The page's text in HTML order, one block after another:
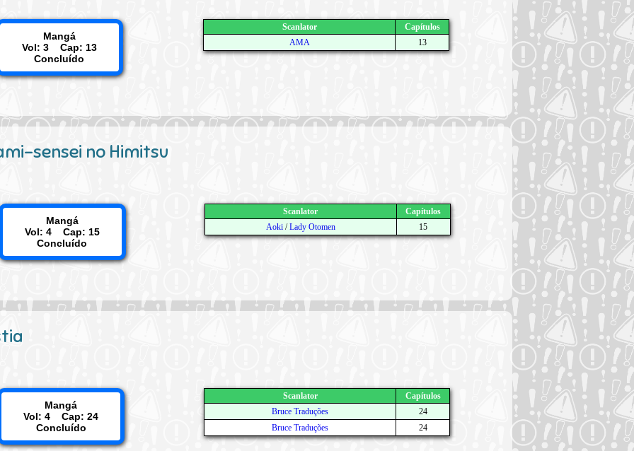
Mangá
Vol: 3 Cap: 13
Concluído
Scanlator
Capítulos
AMA
13
sensei no Himitsu
Mangá
Vol: 4 Cap: 15
Concluído
Scanlator
Capítulos
Aoki/Lady Otomen 15
Mangá
Vol: 4 Cap: 24
Concluído
Scanlator
Capítulos
Bruce Traduções
24
Bruce Traduções
24